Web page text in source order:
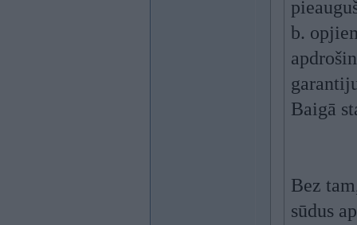
b.
Baigā
Bez
sūdus